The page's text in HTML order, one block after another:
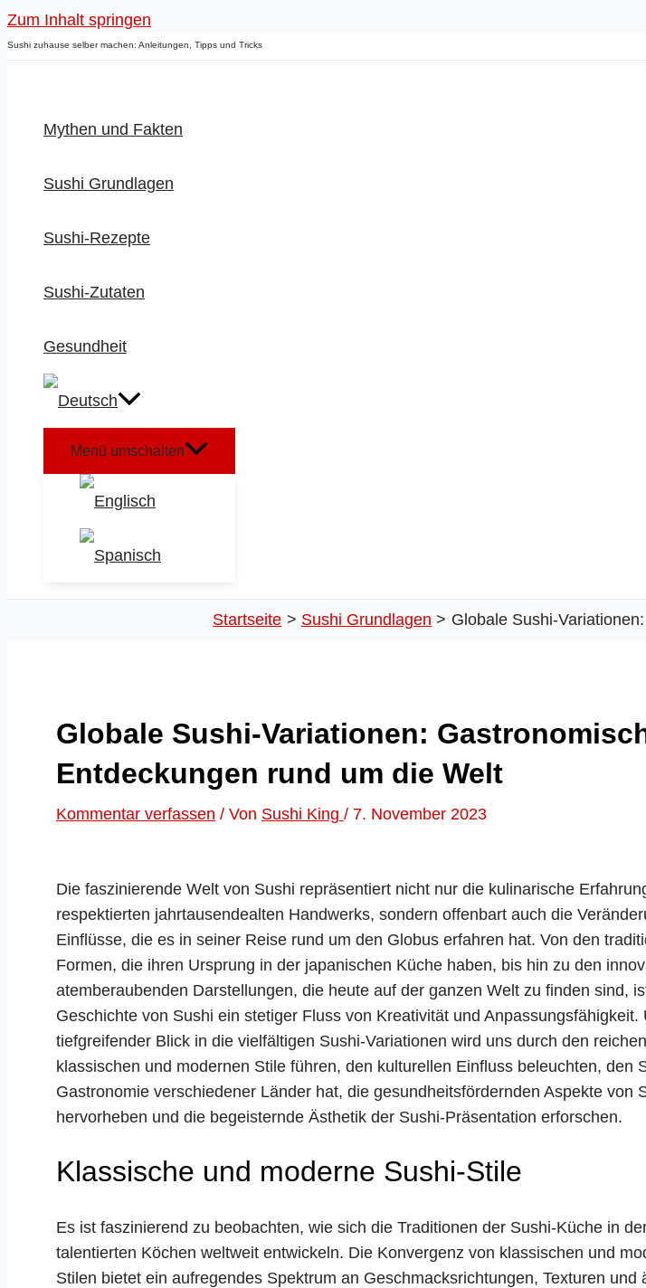
Zum Inhalt springen
Sushi zuhause selber machen: Anleitungen, Tipps und Tricks
Mythen und Fakten
Sushi Grundlagen
Sushi-Rezepte
Sushi-Zutaten
Gesundheit
Menü umschalten
Startseite Sushi Grundlagen Globale Sushi-
Globale Sushi-Variationen:
Entdeckungen rund um die Welt
Kommentar verfassen / Von Sushi King / 7. November 2023
Die faszinierende Welt von Sushi repräsentiert nicht nur die kulinarische
respektierten jahrtausendealten Handwerks, sondern offenbart auch die
Einflüsse, die es in seiner Reise rund um den Globus erfahren hat. Von den
Formen, die ihren Ursprung in der japanischen Küche haben, bis hin zu den
atemberaubenden Darstellungen, die heute auf der ganzen Welt zu finden sind,
Geschichte von Sushi ein stetiger Fluss von Kreativität und Anpassungsfähigkeit.
tiefgreifender Blick in die vielfältigen Sushi-Variationen wird uns durch den
klassischen und modernen Stile führen, den kulturellen Einfluss beleuchten, den
Gastronomie verschiedener Länder hat, die gesundheitsfördernden Aspekte von
hervorheben und die begeisternde Ästhetik der Sushi-Präsentation erforschen.
Klassische und moderne Sushi-Stile
Es ist faszinierend zu beobachten, wie sich die Traditionen der Sushi-Küche in
talentierten Köchen weltweit entwickeln. Die Konvergenz von klassischen und
Stilen bietet ein aufregendes Spektrum an Geschmacksrichtungen, Texturen und